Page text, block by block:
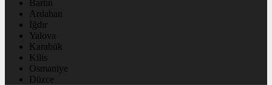
Bartın
Ardahan
Iğdır
Yalova
Karabük
Kilis
Osmaniye
Düzce